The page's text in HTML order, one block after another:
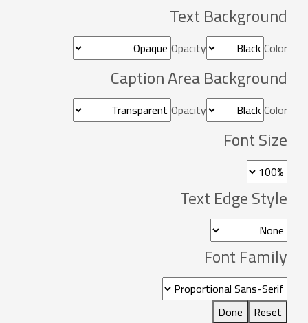
Text Background
Color
Opacity
Caption Area Background
Color
Opacity
Font Size
Text Edge Style
Font Family
Reset
Done